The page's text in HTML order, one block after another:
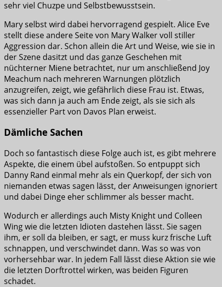
sehr viel Chuzpe und Selbstbewusstsein.
Mary selbst wird dabei hervorragend gespielt. Alice Eve
stellt diese andere Seite von Mary Walker voll stiller
Aggression dar. Schon allein die Art und Weise, wie sie in
der Szene dasitzt und das ganze Geschehen mit
nüchterner Miene betrachtet, nur um anschließend Joy
Meachum nach mehreren Warnungen plötzlich
anzugreifen, zeigt, wie gefährlich diese Frau ist. Etwas,
was sich dann ja auch am Ende zeigt, als sie sich als
essenzieller Part von Davos Plan erweist.
Dämliche Sachen
Doch so fantastisch diese Folge auch ist, es gibt mehrere
Aspekte, die einem übel aufstoßen. So entpuppt sich
Danny Rand einmal mehr als ein Querkopf, der sich von
niemanden etwas sagen lässt, der Anweisungen ignoriert
und dabei Dinge eher schlimmer als besser macht.
Wodurch er allerdings auch Misty Knight und Colleen
Wing wie die letzten Idioten dastehen lässt. Sie sagen
ihm, er soll da bleiben, er sagt, er muss kurz frische Luft
schnappen, und verschwindet dann. Was so was von
vorhersehbar war. In jedem Fall lässt diese Aktion sie wie
die letzten Dorftrottel wirken, was beiden Figuren
schadet.